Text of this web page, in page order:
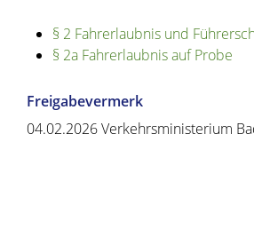
§ 2 Fahrerlaubnis und
§ 2a Fahrerlaubnis auf Probe
Freigabevermerk
04.02.2026Verkehrsministerium